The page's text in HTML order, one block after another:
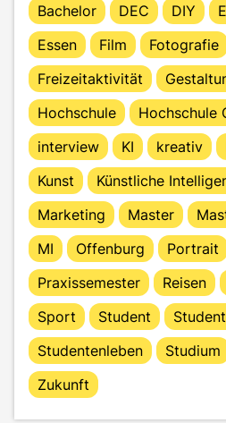
Bachelor
DEC DIY
Essen
Film Fotografie
Freizeitaktivität
Hochschule
Hochschule
interview
KI kreativ
Kunst
Künstliche
Marketing
Master
MI
Offenburg Portrait
Praxissemester
Reisen
Sport
Student
Studentenleben
Studium
Zukunft